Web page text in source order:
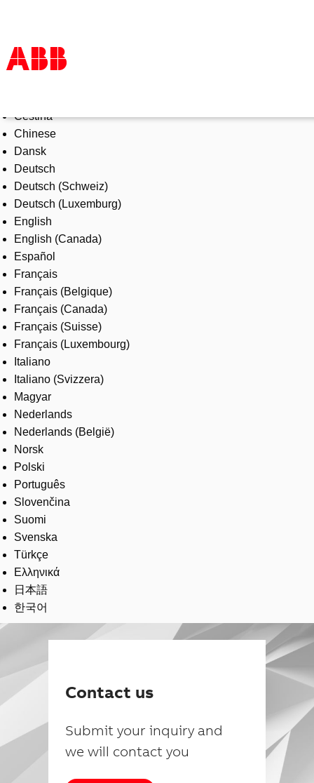
Products & Solutions
Industries
Services
About us
Where to buy
Contact us
Careers
Čeština
Chinese
Dansk
Deutsch
Deutsch (Schweiz)
Deutsch (Luxemburg)
English
English (Canada)
Español
Français
Français (Belgique)
Français (Canada)
Français (Suisse)
Français (Luxembourg)
Italiano
Italiano (Svizzera)
Magyar
Nederlands
Nederlands (België)
Norsk
Polski
Português
Slovenčina
Suomi
Svenska
Türkçe
Ελληνικά
日本語
한국어
Contact us
Submit your inquiry and
we will contact you